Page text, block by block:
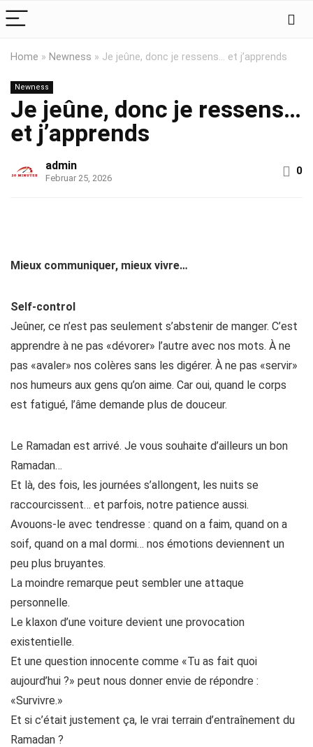
Home » Newness » Je jeûne, donc je ressens… et j’apprends
Newness
Je jeûne, donc je ressens…
et j’apprends
admin
Februar 25, 2026
0
Mieux communiquer, mieux vivre…
Self-control
Jeûner, ce n’est pas seulement s’abstenir de manger. C’est
apprendre à ne pas «dévorer» l’autre avec nos mots. À ne
pas «avaler» nos colères sans les digérer. À ne pas «servir»
nos humeurs aux gens qu’on aime. Car oui, quand le corps
est fatigué, l’âme demande plus de douceur.
Le Ramadan est arrivé. Je vous souhaite d’ailleurs un bon
Ramadan…
Et là, des fois, les journées s’allongent, les nuits se
raccourcissent… et parfois, notre patience aussi.
Avouons-le avec tendresse : quand on a faim, quand on a
soif, quand on a mal dormi… nos émotions deviennent un
peu plus bruyantes.
La moindre remarque peut sembler une attaque
personnelle.
Le klaxon d’une voiture devient une provocation
existentielle.
Et une question innocente comme «Tu as fait quoi
aujourd’hui ?» peut nous donner envie de répondre :
«Survivre.»
Et si c’était justement ça, le vrai terrain d’entraînement du
Ramadan ?